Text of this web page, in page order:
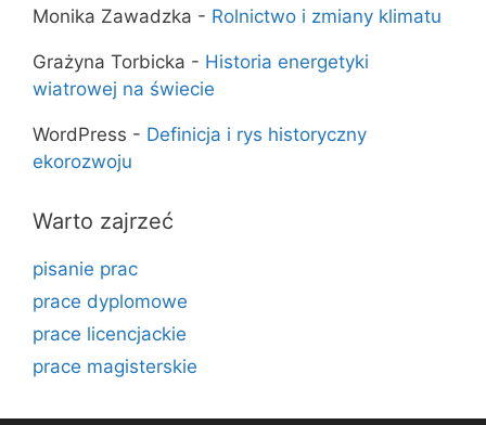
Monika Zawadzka - Rolnictwo i zmiany klimatu
Grażyna Torbicka - Historia energetyki
wiatrowej na świecie
WordPress - Definicja i rys historyczny
ekorozwoju
Warto zajrzeć
pisanie prac
prace dyplomowe
prace licencjackie
prace magisterskie